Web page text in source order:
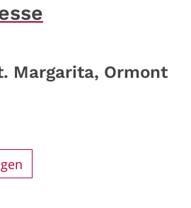
Margarita, Ormont